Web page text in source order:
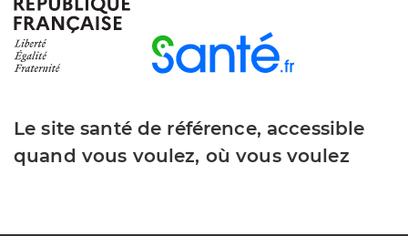
Le site santé de référence, accessible
quand vous voulez, où vous voulez